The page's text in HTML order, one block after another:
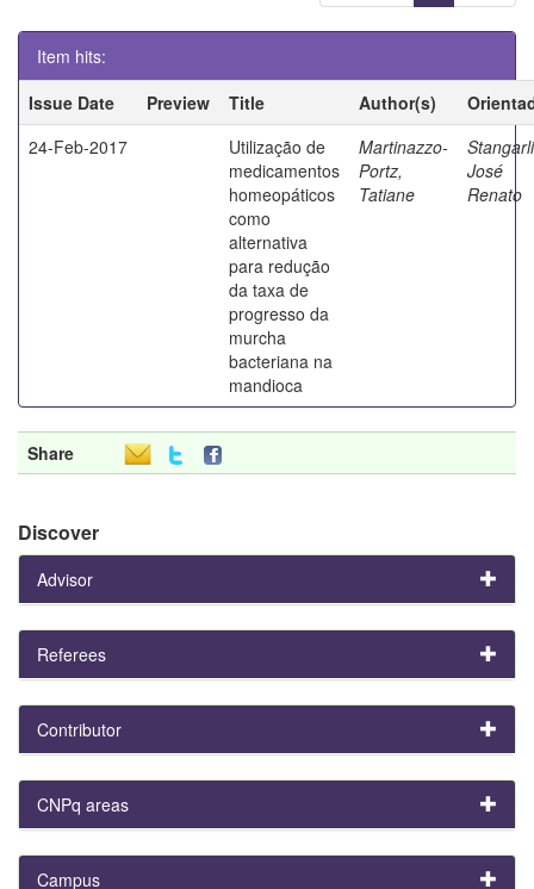
Item hits:
Issue Date
Preview Title Author(s)
24-Feb-2017
Utilização de
medicamentos
homeopáticos
como
alternativa
para redução
da taxa de
progresso da
murcha
bacteriana na
mandioca
Martinazzo-
Portz,
Tatiane
José
Renato
Share
Discover
Advisor
Referees
Contributor
CNPq areas
Campus